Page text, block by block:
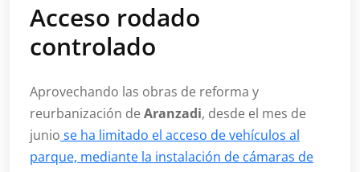
Acceso rodado
controlado
Aprovechando las obras de reforma y
reurbanización de Aranzadi, desde el mes de
junio se ha limitado el acceso de vehículos al
parque, mediante la instalación de cámaras de